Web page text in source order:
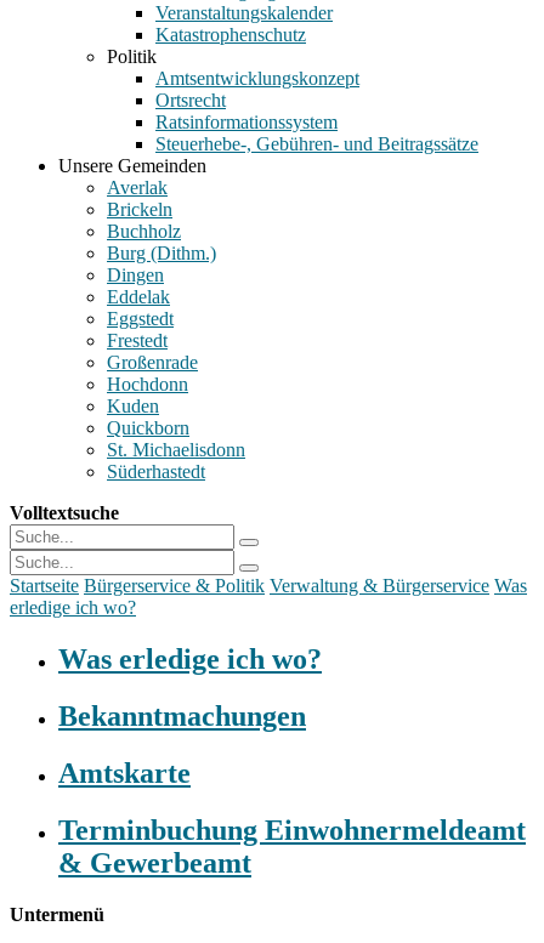
Veranstaltungskalender
Katastrophenschutz
Politik
Amtsentwicklungskonzept
Ortsrecht
Ratsinformationssystem
Steuerhebe-, Gebühren- und Beitragssätze
Unsere Gemeinden
Averlak
Brickeln
Buchholz
Burg (Dithm.)
Dingen
Eddelak
Eggstedt
Frestedt
Großenrade
Hochdonn
Kuden
Quickborn
St. Michaelisdonn
Süderhastedt
Volltextsuche
Startseite Bürgerservice & Politik Verwaltung & Bürgerservice Was
erledige ich wo?
Was erledige ich wo?
Bekanntmachungen
Amtskarte
Terminbuchung Einwohnermeldeamt
& Gewerbeamt
Untermenü